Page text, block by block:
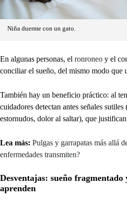
Niña duerme con un gato.
En algunas personas, el ronroneo y el
conciliar el sueño, del mismo modo que
También hay un beneficio práctico: al
cuidadores detectan antes señales sutiles
estornudos, dolor al saltar), que
Lea más: Pulgas y garrapatas más allá
enfermedades transmiten?
Desventajas: sueño fragmentado
aprenden